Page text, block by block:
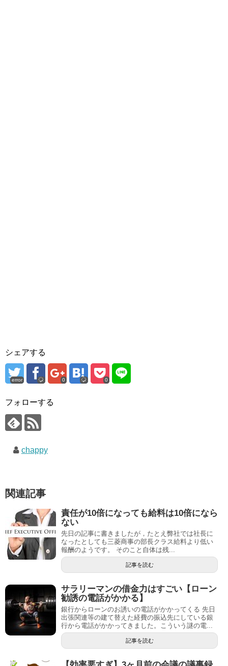
シェアする
error 0 0
フォローする
chappy
関連記事
責任が10倍になっても給料は10倍になら
ない
先日の記事に書きましたが，たとえ弊社では社長に
なったとしても三菱商事の部長クラス給料より低い
報酬のようです。 そのこと自体は残...
記事を読む
サラリーマンの借金力はすごい【ローン
勧誘の電話がかかる】
銀行からローンのお誘いの電話がかかってくる 先日
出張関連等の建て替えた経費の振込先にしている銀
行から電話がかかってきました。こういう謎の電...
記事を読む